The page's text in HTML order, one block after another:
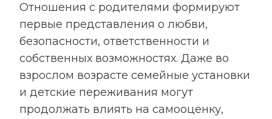
Отношения с родителями формируют
первые представления о любви,
безопасности, ответственности и
собственных возможностях. Даже во
взрослом возрасте семейные установки
и детские переживания могут
продолжать влиять на самооценку,